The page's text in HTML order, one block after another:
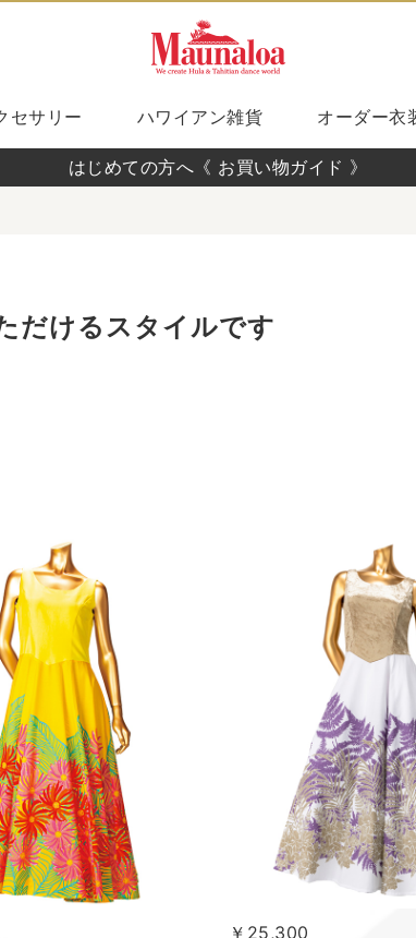
セサリー ハワイアン雑貨 オーダー衣
はじめての方へ《 お買い物ガイド 》
だけるスタイルです
￥25,300